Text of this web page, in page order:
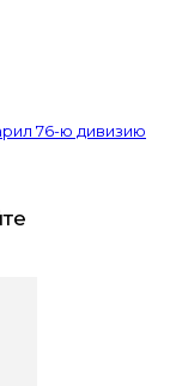
76-ю дивизию